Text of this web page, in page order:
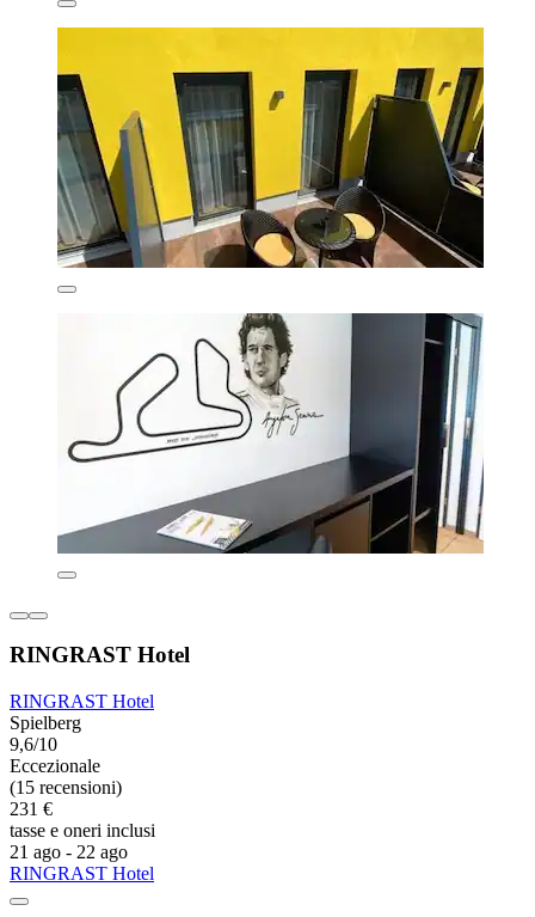
RINGRAST Hotel
RINGRAST Hotel
Spielberg
9,6/10
Eccezionale
(15 recensioni)
231 €
tasse e oneri inclusi
21 ago - 22 ago
RINGRAST Hotel